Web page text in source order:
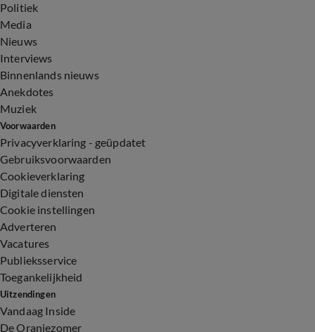
Politiek
Media
Nieuws
Interviews
Binnenlands nieuws
Anekdotes
Muziek
Voorwaarden
Privacyverklaring - geüpdatet
Gebruiksvoorwaarden
Cookieverklaring
Digitale diensten
Cookie instellingen
Adverteren
Vacatures
Publieksservice
Toegankelijkheid
Uitzendingen
Vandaag Inside
De Oranjezomer